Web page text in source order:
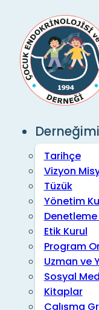
Tarihçe
Vizyon
Tüzük
Yönetim
Denetleme
Etik Kurul
Program
Uzman ve
Sosyal
Kitaplar
Çalışma